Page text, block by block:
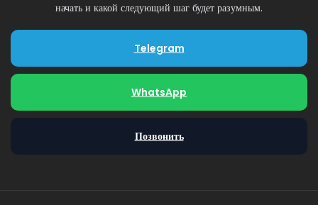
начать и какой следующий шаг будет разумным.
Telegram
WhatsApp
Позвонить